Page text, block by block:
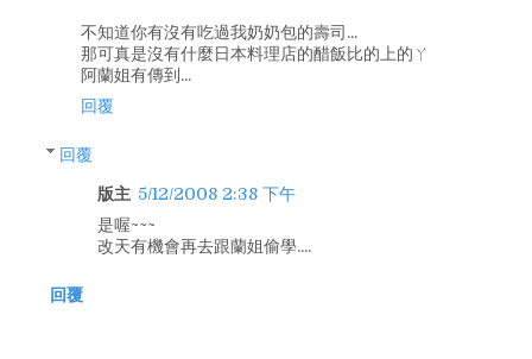
不知道你有沒有吃過我奶奶包的壽司...
那可真是沒有什麼日本料理店的醋飯比的上的ㄚ
阿蘭姐有傳到...
回覆
回覆
版主 5/12/2008 2:38 下午
是喔~~~
改天有機會再去跟蘭姐偷學....
回覆